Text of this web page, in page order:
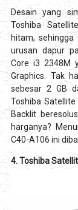
Desain yang
Toshiba
hitam, sehingga
urusan dapur
Core i3 2348M
Graphics. Tak
sebesar 2 GB
Toshiba
Backlit
harganya?
C40-A106 ini
4. Toshiba